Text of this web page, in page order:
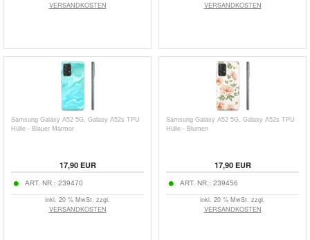
VERSANDKOSTEN
VERSANDKOSTEN
Samsung Galaxy A52 5G, Galaxy A52s TPU
Hülle - Blauer Marmor
17,90EUR
ART. NR.: 239470
inkl. 20 % MwSt. zzgl.
VERSANDKOSTEN
Samsung Galaxy A52 5G, Galaxy A52s TPU
Hülle - Blumen
17,90EUR
ART. NR.: 239456
inkl. 20 % MwSt. zzgl.
VERSANDKOSTEN